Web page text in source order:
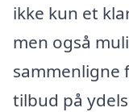
ikke kun et
men også
sammenligne
tilbud på